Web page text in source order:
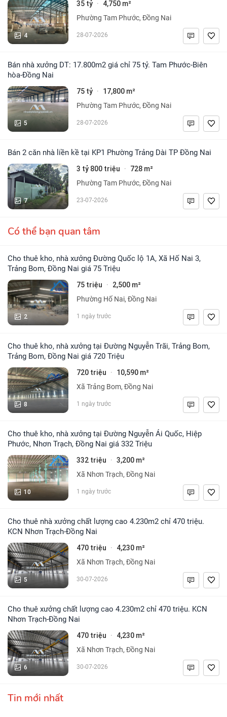
4
35 tỷ · 4,750 m²
Phường Tam Phước, Đồng Nai
28-07-2026
Bán nhà xưởng DT: 17.800m2 giá chỉ 75 tỷ. Tam Phước-Biên
hòa-Đồng Nai
5
75 tỷ · 17,800 m²
Phường Tam Phước, Đồng Nai
28-07-2026
Bán 2 căn nhà liền kề tại KP1 Phường Trảng Dài TP Đồng Nai
7
3 tỷ 800 triệu · 728 m²
Phường Tam Phước, Đồng Nai
23-07-2026
Có thể bạn quan tâm
Cho thuê kho, nhà xưởng Đường Quốc lộ 1A, Xã Hố Nai 3,
Trảng Bom, Đồng Nai giá 75 Triệu
2
75 triệu · 2,500 m²
Phường Hố Nai, Đồng Nai
1 ngày trước
Cho thuê kho, nhà xưởng tại Đường Nguyễn Trãi, Trảng Bom,
Trảng Bom, Đồng Nai giá 720 Triệu
8
720 triệu · 10,590 m²
Xã Trảng Bom, Đồng Nai
1 ngày trước
Cho thuê kho, nhà xưởng tại Đường Nguyễn Ái Quốc, Hiệp
Phước, Nhơn Trạch, Đồng Nai giá 332 Triệu
10
332 triệu · 3,200 m²
Xã Nhơn Trạch, Đồng Nai
1 ngày trước
Cho thuê nhà xưởng chất lượng cao 4.230m2 chỉ 470 triệu.
KCN Nhơn Trạch-Đồng Nai
5
470 triệu · 4,230 m²
Xã Nhơn Trạch, Đồng Nai
30-07-2026
Cho thuê xưởng chất lượng cao 4.230m2 chỉ 470 triệu. KCN
Nhơn Trạch-Đồng Nai
6
470 triệu · 4,230 m²
Xã Nhơn Trạch, Đồng Nai
30-07-2026
Tin mới nhất